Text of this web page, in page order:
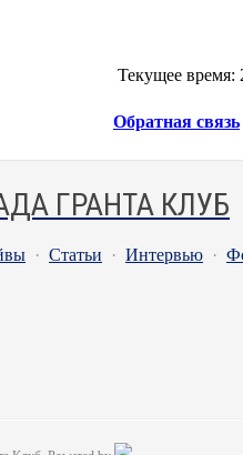
Текущее время:
Обратная связь
ГРАНТА КЛУБ
· Статьи · Интервью ·